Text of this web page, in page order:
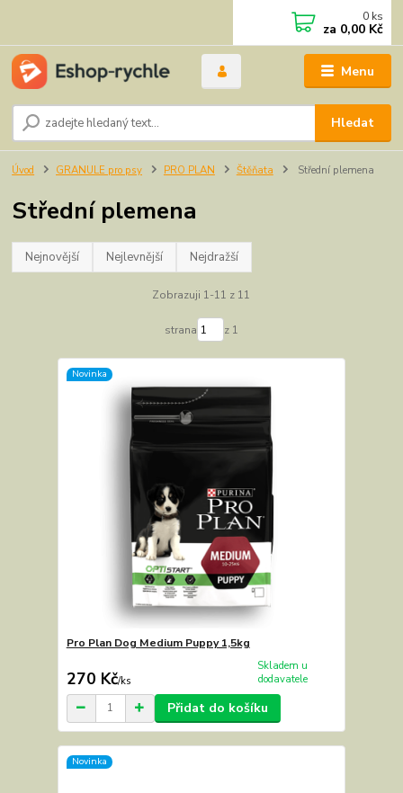
Menu
Hledat
0 ks
za 0,00 Kč
Úvod GRANULE pro psy PRO PLAN Štěňata Střední plemena
Střední plemena
Nejnovější Nejlevnější Nejdražší
Zobrazuji 1-11 z 11
strana z 1
Novinka
Pro Plan Dog Medium Puppy 1,5kg
270 Kč/ks
Skladem u
dodavatele
Přidat do košíku
Novinka